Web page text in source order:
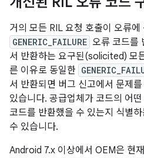
거의 모든 RIL 요청 호출이 오류에
GENERIC_FAILURE 오류 코드를
서 반환하는 요구된(solicited) 모
른 이유로 동일한
서 반환되면 버그 신고에서 문제
있습니다. 공급업체가 코드의 어떤
코드를 반환했을 수 있는지 식별
수 있습니다.
Android 7.x 이상에서 OEM은 현재